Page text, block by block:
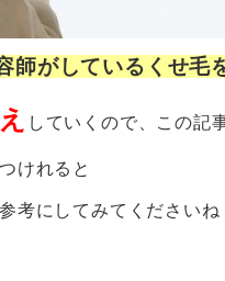
師がしているくせ毛
していくので、この記
けれると
考にしてみてくださいね